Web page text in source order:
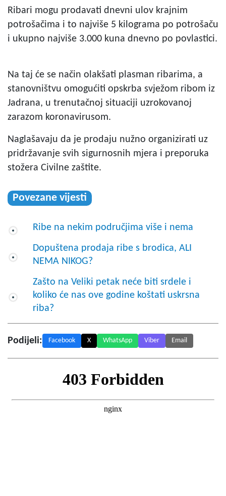
Ribari mogu prodavati dnevni ulov krajnim
potrošačima i to najviše 5 kilograma po potrošaču
i ukupno najviše 3.000 kuna dnevno po povlastici.
Na taj će se način olakšati plasman ribarima, a
stanovništvu omogućiti opskrba svježom ribom iz
Jadrana, u trenutačnoj situaciji uzrokovanoj
zarazom koronavirusom.
Naglašavaju da je prodaju nužno organizirati uz
pridržavanje svih sigurnosnih mjera i preporuka
stožera Civilne zaštite.
Povezane vijesti
Ribe na nekim područjima više i nema
Dopuštena prodaja ribe s brodica, ALI
NEMA NIKOG?
Zašto na Veliki petak neće biti srdele i
koliko će nas ove godine koštati uskrsna
riba?
Podijeli: Facebook X WhatsApp Viber Email